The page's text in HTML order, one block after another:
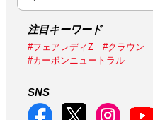
注目キーワード
#フェアレディZ #クラウン
#カーボンニュートラル
SNS